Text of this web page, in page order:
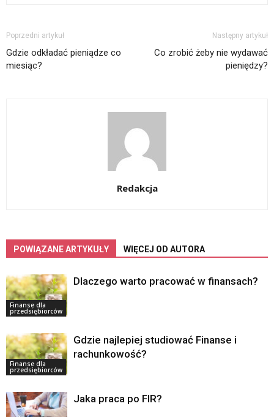
Poprzedni artykuł
Gdzie odkładać pieniądze co
miesiąc?
Następny artykuł
Co zrobić żeby nie wydawać
pieniędzy?
Redakcja
POWIĄZANE ARTYKUŁY WIĘCEJ OD AUTORA
Finanse dla
przedsiębiorców
Dlaczego warto pracować w finansach?
Finanse dla
przedsiębiorców
Gdzie najlepiej studiować Finanse i
rachunkowość?
Jaka praca po FIR?